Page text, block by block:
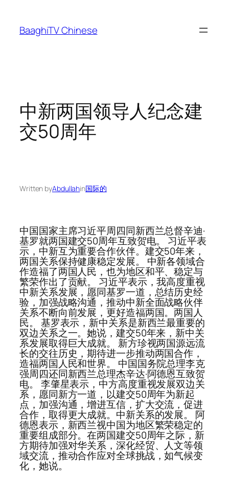
content
BaaghiTV Chinese
中新两国领导人纪念建
交50周年
Written byAbdullahin国际的
中国国家主席习近平周四同新西兰总督辛迪·
基罗就两国建交50周年互致贺电。 习近平表
示，中新互为重要合作伙伴。建交50年来，
两国关系保持健康稳定发展。 中新各领域合
作造福了两国人民，也为地区和平、稳定与
繁荣作出了贡献。 习近平表示，我高度重视
中新关系发展，愿同基罗一道，总结历史经
验，加强战略沟通，推动中新全面战略伙伴
关系不断向前发展，更好造福两国。两国人
民。 基罗表示，新中关系是新西兰最重要的
双边关系之一。她说，建交50年来，新中关
系发展取得巨大成就。 新方珍视两国源远流
长的交往历史，期待进一步推动两国合作，
造福两国人民和世界。 中国国务院总理李克
强周四还同新西兰总理杰辛达·阿德恩互致贺
电。 李肇星表示，中方高度重视发展双边关
系，愿同新方一道，以建交50周年为新起
点，加强沟通，增进互信，扩大交流，促进
合作，取得更大成就。中新关系的发展。 阿
德恩表示，新西兰视中国为地区繁荣稳定的
重要组成部分。在两国建交50周年之际，新
方期待加强对华关系，深化经贸、人文等领
域交流，推动合作应对全球挑战，如气候变
化，她说。